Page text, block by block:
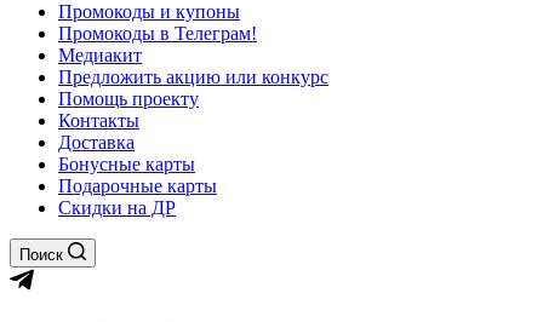
Промокоды и купоны
Промокоды в Телеграм!
Медиакит
Предложить акцию или конкурс
Помощь проекту
Контакты
Доставка
Бонусные карты
Подарочные карты
Скидки на ДР
Поиск